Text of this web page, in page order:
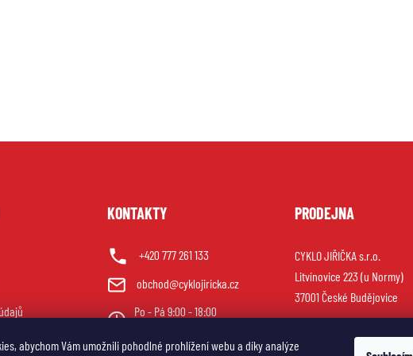
abychom Vám umožnili pohodlné prohlížení webu a díky analýze
KONTAKTY
+420 777 261 133
obchod@cyklojiricka.cz
Po - Pá 9:00 - 18:00
PRODEJNA
CYKLO JIŘIČKA s.r.o.
Litvínovice 223 (u Normy)
37001 České Budějovice